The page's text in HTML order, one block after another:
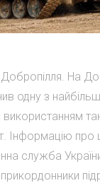
На
одну з
Інформацію про
служба